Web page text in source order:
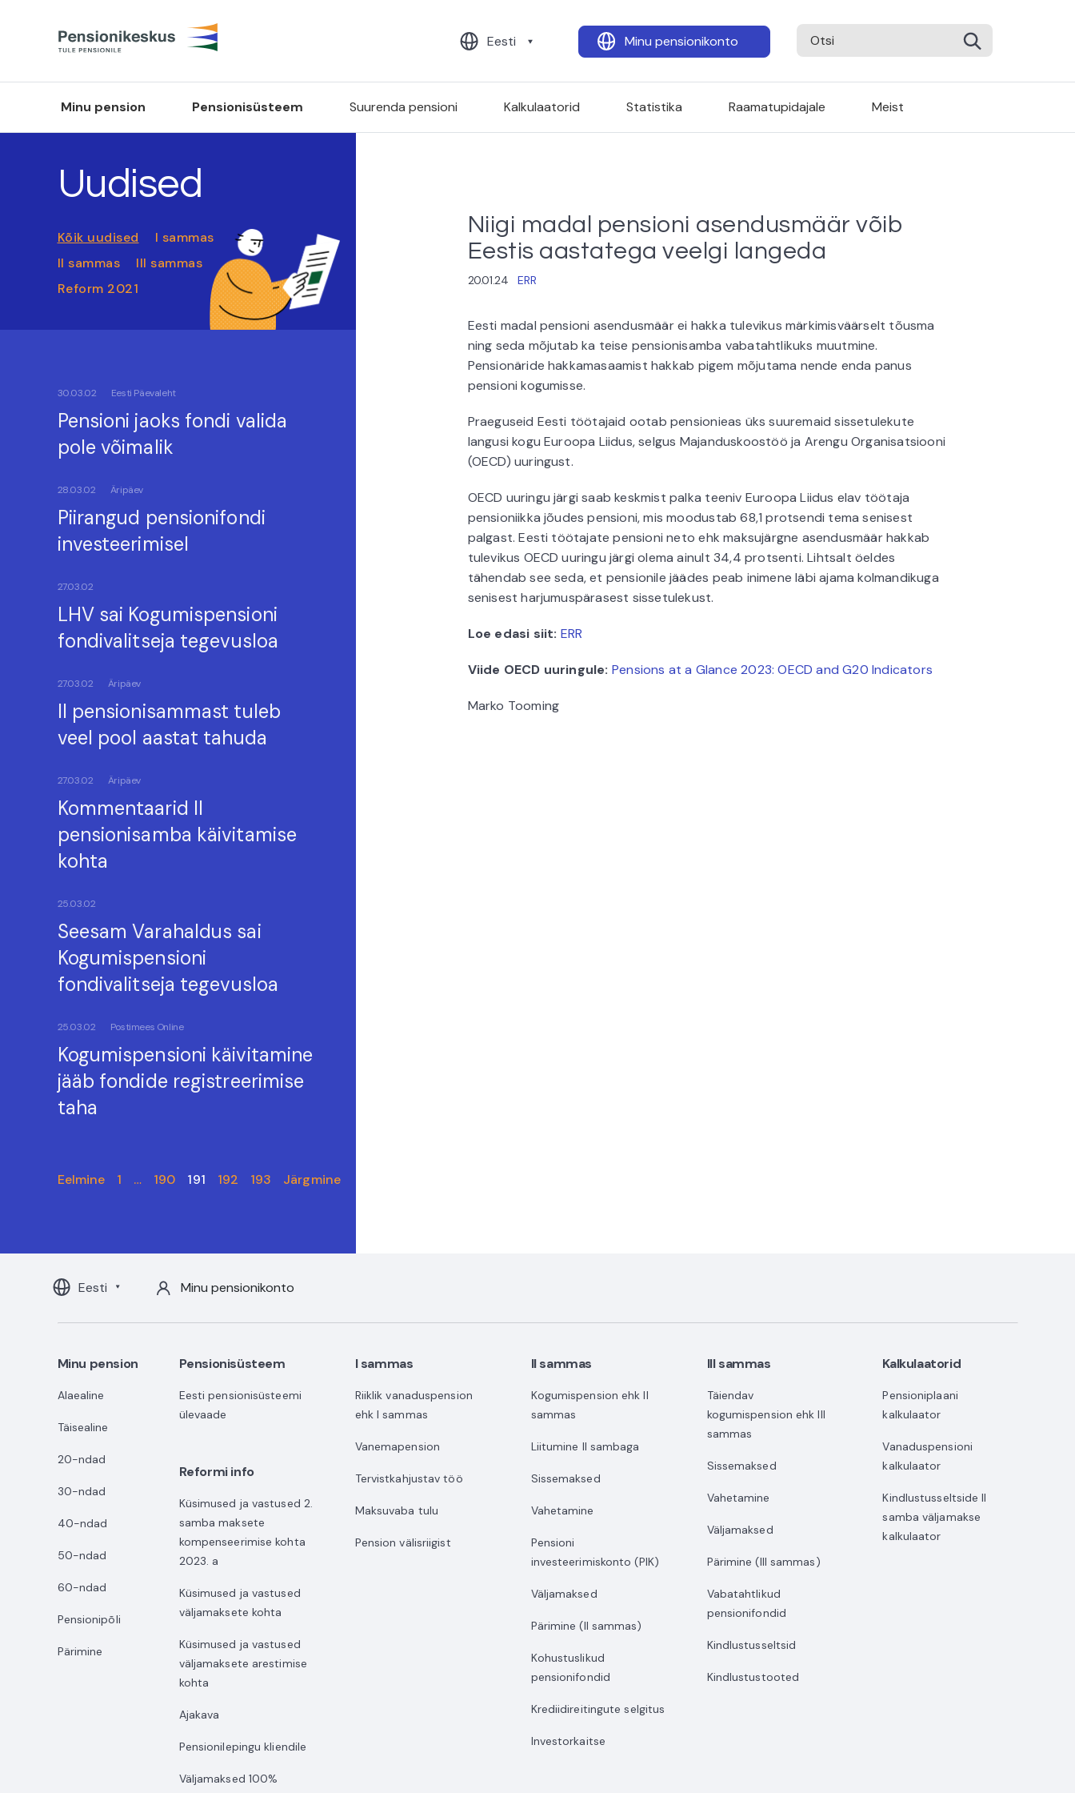
Eesti Minu pensionikonto
Minu pension Pensionisüsteem Suurenda pensioni Kalkulaatorid Statistika Raamatupidajale Meist
Uudised
Kõik uudised
I sammas
II sammas
III sammas
Reform 2021
30.03.02 Eesti Päevaleht
Pensioni jaoks fondi valida
pole võimalik
28.03.02 Äripäev
Piirangud pensionifondi
investeerimisel
27.03.02
LHV sai Kogumispensioni
fondivalitseja tegevusloa
27.03.02 Äripäev
II pensionisammast tuleb
veel pool aastat tahuda
27.03.02 Äripäev
Kommentaarid II
pensionisamba käivitamise
kohta
25.03.02
Seesam Varahaldus sai
Kogumispensioni
fondivalitseja tegevusloa
25.03.02 Postimees Online
Kogumispensioni käivitamine
jääb fondide registreerimise
taha
Eelmine 1 … 190 191 192 193 Järgmine
Niigi madal pensioni asendusmäär võib
Eestis aastatega veelgi langeda
20.01.24 ERR
Eesti madal pensioni asendusmäär ei hakka tulevikus märkimisväärselt tõusma
ning seda mõjutab ka teise pensionisamba vabatahtlikuks muutmine.
Pensionäride hakkamasaamist hakkab pigem mõjutama nende enda panus
pensioni kogumisse.
Praeguseid Eesti töötajaid ootab pensionieas üks suuremaid sissetulekute
langusi kogu Euroopa Liidus, selgus Majanduskoostöö ja Arengu Organisatsiooni
(OECD) uuringust.
OECD uuringu järgi saab keskmist palka teeniv Euroopa Liidus elav töötaja
pensioniikka jõudes pensioni, mis moodustab 68,1 protsendi tema senisest
palgast. Eesti töötajate pensioni neto ehk maksujärgne asendusmäär hakkab
tulevikus OECD uuringu järgi olema ainult 34,4 protsenti. Lihtsalt öeldes
tähendab see seda, et pensionile jäädes peab inimene läbi ajama kolmandikuga
senisest harjumuspärasest sissetulekust.
Loe edasi siit: ERR
Viide OECD uuringule: Pensions at a Glance 2023: OECD and G20 Indicators
Marko Tooming
Eesti Minu pensionikonto
Minu pension
Alaealine
Täisealine
20-ndad
30-ndad
40-ndad
50-ndad
60-ndad
Pensionipõli
Pärimine
Pensionisüsteem
Eesti pensionisüsteemi
ülevaade
Reformi info
Küsimused ja vastused 2.
samba maksete
kompenseerimise kohta
2023. a
Küsimused ja vastused
väljamaksete kohta
Küsimused ja vastused
väljamaksete arestimise
kohta
Ajakava
Pensionilepingu kliendile
Väljamaksed 100%
I sammas
Riiklik vanaduspension
ehk I sammas
Vanemapension
Tervistkahjustav töö
Maksuvaba tulu
Pension välisriigist
II sammas
Kogumispension ehk II
sammas
Liitumine II sambaga
Sissemaksed
Vahetamine
Pensioni
investeerimiskonto (PIK)
Väljamaksed
Pärimine (II sammas)
Kohustuslikud
pensionifondid
Krediidireitingute selgitus
Investorkaitse
III sammas
Täiendav
kogumispension ehk III
sammas
Sissemaksed
Vahetamine
Väljamaksed
Pärimine (III sammas)
Vabatahtlikud
pensionifondid
Kindlustusseltsid
Kindlustustooted
Kalkulaatorid
Pensioniplaani
kalkulaator
Vanaduspensioni
kalkulaator
Kindlustusseltside II
samba väljamakse
kalkulaator